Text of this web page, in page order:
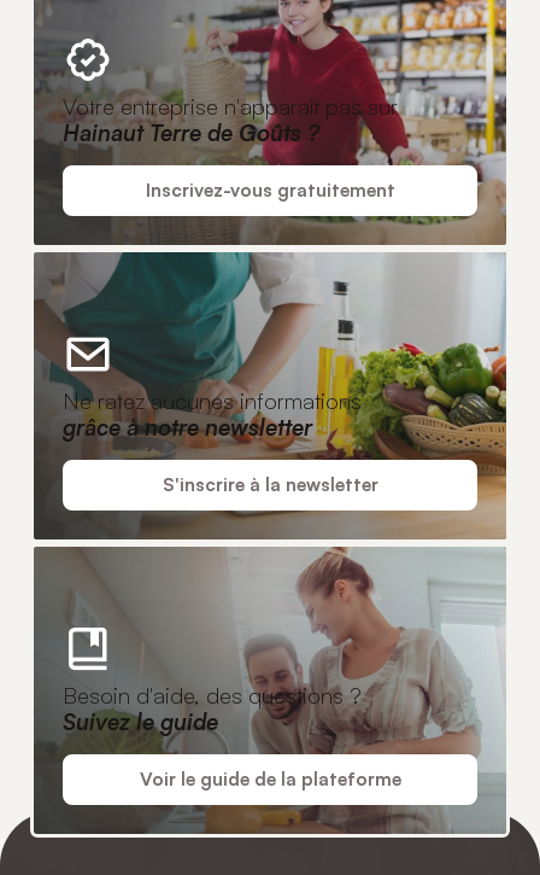
Votre entreprise n'apparaît pas sur
Hainaut Terre de Goûts ?
Inscrivez-vous gratuitement
Ne ratez aucunes informations
grâce à notre newsletter
S'inscrire à la newsletter
Besoin d'aide, des questions ?
Suivez le guide
Voir le guide de la plateforme